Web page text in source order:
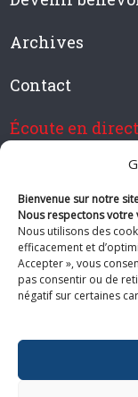
Bienvenue sur notre
Nous respectons votre
Nous utilisons des
efficacement et
Accepter », vous
pas consentir ou de
négatif sur certaines
Archives
Contact
Écoute en direct
Devenir